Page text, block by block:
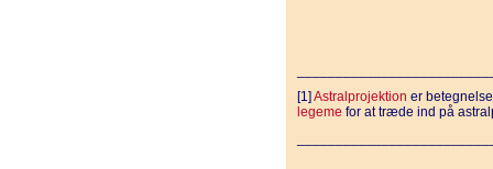
[1] Astralprojektion er
legeme for at træde ind på